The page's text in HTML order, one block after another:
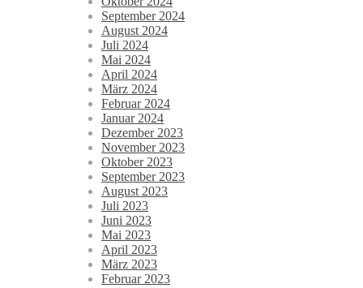
September 2024
August 2024
Juli 2024
Mai 2024
April 2024
März 2024
Februar 2024
Januar 2024
Dezember 2023
November 2023
Oktober 2023
September 2023
August 2023
Juli 2023
Juni 2023
Mai 2023
April 2023
März 2023
Februar 2023